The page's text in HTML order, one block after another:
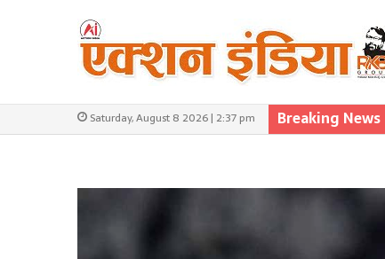
Saturday, August 8 2026 | 2:37 pm Breaking News